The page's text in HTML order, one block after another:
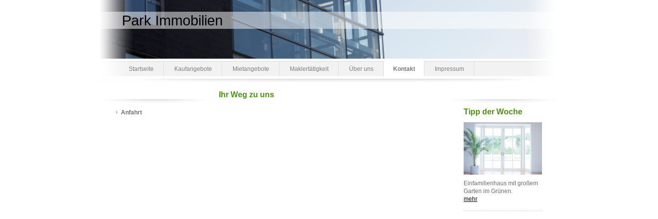
Park Immobilien
Startseite Kaufangebote Mietangebote Maklertätigkeit Über uns Kontakt Impressum
Anfahrt
Ihr Weg zu uns
Tipp der Woche
Einfamilienhaus mit großem
Garten im Grünen.
mehr